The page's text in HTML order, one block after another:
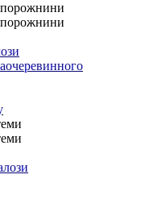
порожнини
порожнини